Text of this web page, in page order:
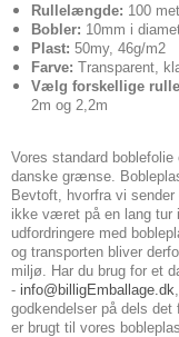
Rullelængde: 100
Bobler: 10mm i
Plast: 50my, 46g/m2
Farve: Transparent,
Vælg forskellige
2m og 2,2m
Vores standard
danske grænse.
Bevtoft, hvorfra vi
ikke været på en lang tur
udfordringere med
og transporten bliver
miljø. Har du brug for et
- info@billigEmballage.dk
godkendelser på dels
er brugt til vores